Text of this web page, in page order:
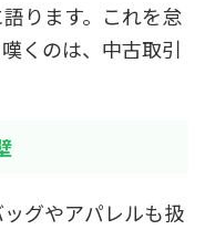
ります。これを怠
くのは、中古取引
グやアパレルも扱